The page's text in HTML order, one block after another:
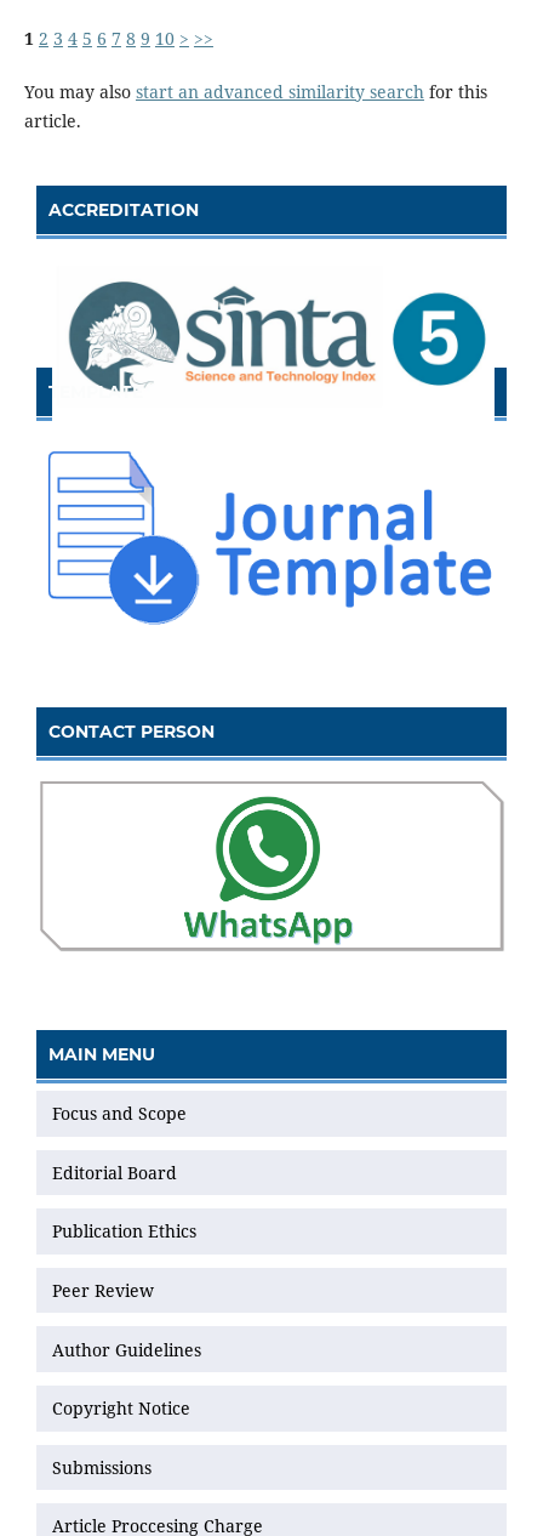
1 2 3 4 5 6 7 8 9 10 > >>
You may also start an advanced similarity searchfor this
article.
ACCREDITATION
TEMPLATE
CONTACT PERSON
MAIN MENU
Focus and Scope
Editorial Board
Publication Ethics
Peer Review
Author Guidelines
Copyright Notice
Submissions
Article Proccesing Charge